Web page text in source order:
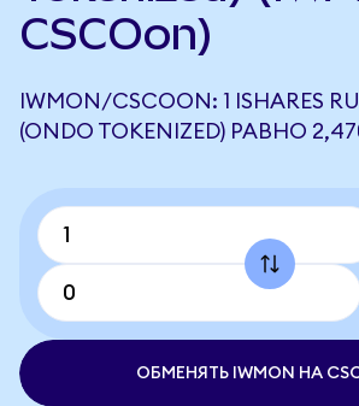
CSCOon)
IWMON/CSCOON: 1 ISHARES
(ONDO TOKENIZED) РАВНО
ОБМЕНЯТЬ IWMON НА